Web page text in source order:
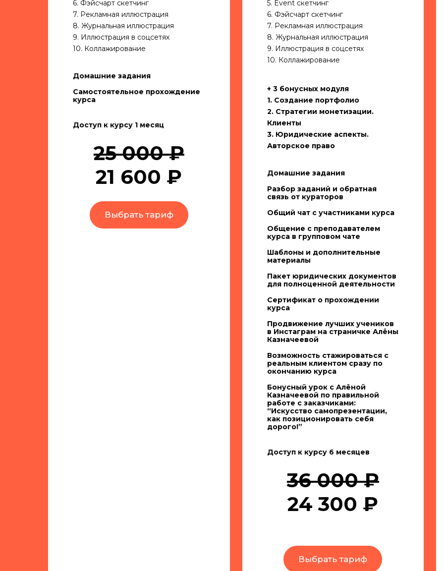
6. Фэйсчарт скетчинг
7. Рекламная иллюстрация
8. Журнальная иллюстрация
9. Иллюстрация в соцсетях
10. Коллажирование
Домашние задания
Самостоятельное прохождение
курса
Доступ к курсу 1 месяц
25 000 ₽
21 600 ₽
Выбрать тариф
5. Event скетчинг
6. Фэйсчарт скетчинг
7. Рекламная иллюстрация
8. Журнальная иллюстрация
9. Иллюстрация в соцсетях
10. Коллажирование
+ 3 бонусных модуля
1. Создание портфолио
2. Стратегии монетизации.
Клиенты
3. Юридические аспекты.
Авторское право
Домашние задания
Разбор заданий и обратная
связь от кураторов
Общий чат с участниками курса
Общение с преподавателем
курса в групповом чате
Шаблоны и дополнительные
материалы
Пакет юридических документов
для полноценной деятельности
Сертификат о прохождении
курса
Продвижение лучших учеников
в Инстаграм на страничке Алёны
Казначеевой
Возможность стажироваться с
реальным клиентом сразу по
окончанию курса
Бонусный урок с Алёной
Казначеевой по правильной
работе с заказчиками:
“Искусство самопрезентации,
как позиционировать себя
дорого!”
Доступ к курсу 6 месяцев
36 000 ₽
24 300 ₽
Выбрать тариф